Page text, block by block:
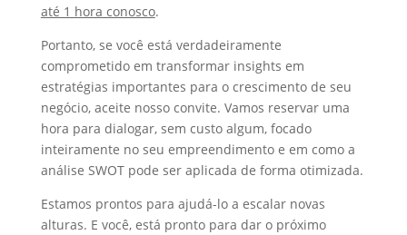
até 1 hora conosco.
Portanto, se você está verdadeiramente
comprometido em transformar insights em
estratégias importantes para o crescimento de seu
negócio, aceite nosso convite. Vamos reservar uma
hora para dialogar, sem custo algum, focado
inteiramente no seu empreendimento e em como a
análise SWOT pode ser aplicada de forma otimizada.
Estamos prontos para ajudá-lo a escalar novas
alturas. E você, está pronto para dar o próximo